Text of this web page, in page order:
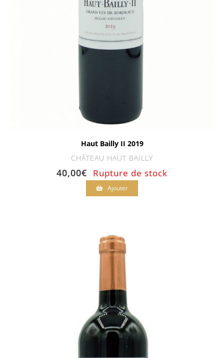
Haut Bailly II 2019
CHÂTEAU HAUT BAILLY
40,00€ Rupture de stock
Ajouter